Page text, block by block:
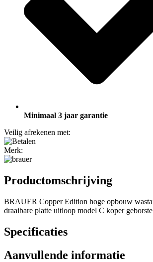
Minimaal 3 jaar garantie
Veilig afrekenen met:
Merk:
Productomschrijving
BRAUER Copper Edition hoge opbouw
draaibare platte uitloop model C koper
Specificaties
Aanvullende informatie